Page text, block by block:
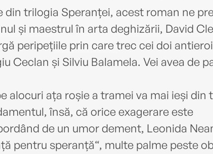
din trilogia Speranței, acest roman ne
și maestrul în arta deghizării, David
peripețiile prin care trec cei doi antieroi
Ceclan și Silviu Balamela. Vei avea de
alocuri ața roșie a tramei va mai ieși din
însă, că orice exagerare este
de un umor dement, Leonida
pentru speranță“, multe palme peste